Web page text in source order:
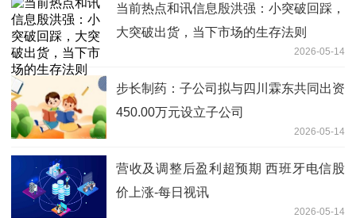
当前热点和讯信息殷洪强：小突破回踩，
大突破出货，当下市场的生存法则
2026-05-14
步长制药：子公司拟与四川霖东共同出资
450.00万元设立子公司
2026-05-14
营收及调整后盈利超预期 西班牙电信股
价上涨-每日视讯
2026-05-14